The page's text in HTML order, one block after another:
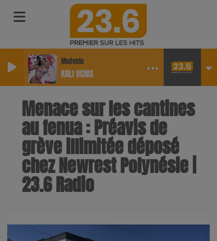
Muévelo
KALI UCHIS
Menace sur les cantines
au fenua : Préavis de
grève illimitée déposé
chez Newrest Polynésie |
23.6 Radio